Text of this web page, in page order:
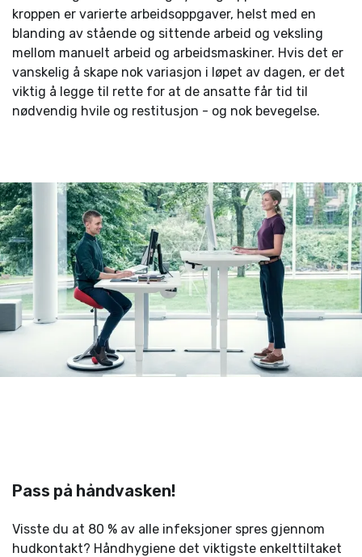
kroppen er varierte arbeidsoppgaver, helst med en
blanding av stående og sittende arbeid og veksling
mellom manuelt arbeid og arbeidsmaskiner. Hvis det er
vanskelig å skape nok variasjon i løpet av dagen, er det
viktig å legge til rette for at de ansatte får tid til
nødvendig hvile og restitusjon - og nok bevegelse.
Pass på håndvasken!
Visste du at 80 % av alle infeksjoner spres gjennom
hudkontakt? Håndhygiene det viktigste enkelttiltaket